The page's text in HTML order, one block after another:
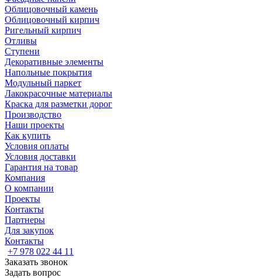
Облицовочный камень
Облицовочный кирпич
Ригельный кирпич
Отливы
Ступени
Декоративные элементы
Напольные покрытия
Модульный паркет
Лакокрасочные материалы
Краска для разметки дорог
Производство
Наши проекты
Как купить
Условия оплаты
Условия доставки
Гарантия на товар
Компания
О компании
Проекты
Контакты
Партнеры
Для закупок
Контакты
+7 978 022 44 11
Заказать звонок
Задать вопрос